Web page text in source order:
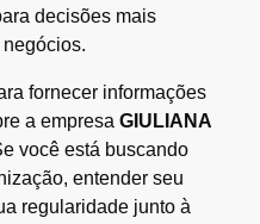
decisões mais
fornecer informações
a empresa GIULIANA
você está buscando
entender seu
regularidade junto à